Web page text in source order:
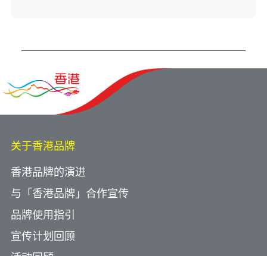
关于香港品牌
香港品牌的演进
与「香港品牌」合作宣传
品牌使用指引
宣传计划回顾